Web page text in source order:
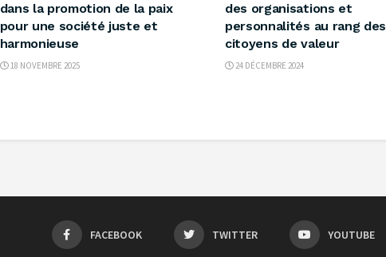
dans la promotion de la paix
pour une société juste et
harmonieuse
18 NOVEMBRE 2025
des organisations et
personnalités au rang des
citoyens de valeur
24 DÉCEMBRE 2024
FACEBOOK TWITTER YOUTUBE